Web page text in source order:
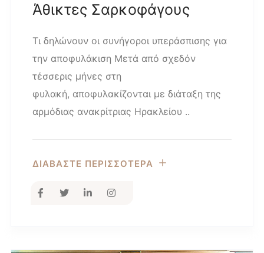
Άθικτες Σαρκοφάγους
Τι δηλώνουν οι συνήγοροι υπεράσπισης για
την αποφυλάκιση Μετά από σχεδόν
τέσσερις μήνες στη
φυλακή, αποφυλακίζονται με διάταξη της
αρμόδιας ανακρίτριας Ηρακλείου ..
ΔΙΑΒΑΣΤΕ ΠΕΡΙΣΣΟΤΕΡΑ